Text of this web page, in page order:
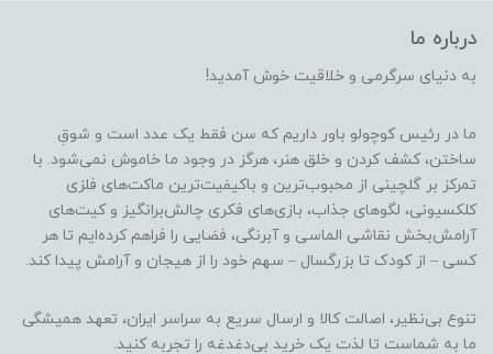
درباره ما
به دنیای سرگرمی و خلاقیت خوش آمدید!
ما در رئیس کوچولو باور داریم که سن فقط یک عدد است و شوقِ
ساختن، کشف کردن و خلق هنر، هرگز در وجود ما خاموش نمی‌شود. با
تمرکز بر گلچینی از محبوب‌ترین و باکیفیت‌ترین ماکت‌های فلزی
کلکسیونی، لگوهای جذاب، بازی‌های فکری چالش‌برانگیز و کیت‌های
آرامش‌بخش نقاشی الماسی و آبرنگی، فضایی را فراهم کرده‌ایم تا هر
کسی – از کودک تا بزرگسال – سهم خود را از هیجان و آرامش پیدا کند.
تنوع بی‌نظیر، اصالت کالا و ارسال سریع به سراسر ایران، تعهد همیشگی
ما به شماست تا لذت یک خرید بی‌دغدغه را تجربه کنید.